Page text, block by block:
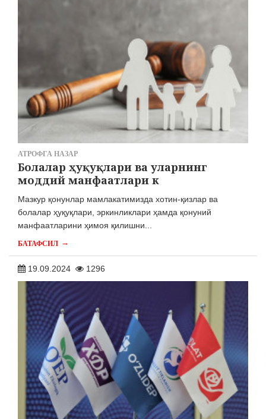
АТРОФГА НАЗАР
Болалар ҳуқуқлари ва уларнинг
моддий манфаатлари к
Мазкур қонунлар мамлакатимизда хотин-қизлар ва
болалар ҳуқуқлари, эркинликлари ҳамда қонуний
манфаатларини ҳимоя қилишни...
БАТАФСИЛ →
19.09.2024 1296